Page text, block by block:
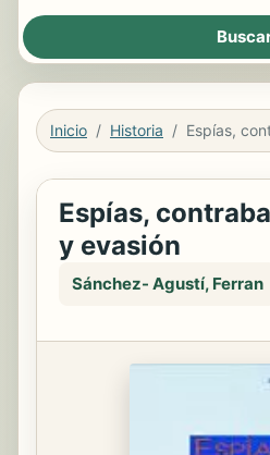
Inicio Historia
Espías,
y evasión
Sánchez- Agustí, Ferran